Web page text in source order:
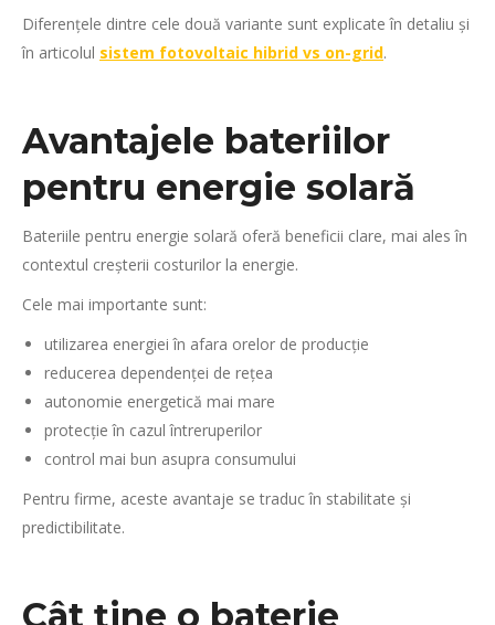
Diferențele dintre cele două variante sunt explicate în detaliu și
în articolul sistem fotovoltaic hibrid vs on-grid.
Avantajele bateriilor
pentru energie solară
Bateriile pentru energie solară oferă beneficii clare, mai ales în
contextul creșterii costurilor la energie.
Cele mai importante sunt:
utilizarea energiei în afara orelor de producție
reducerea dependenței de rețea
autonomie energetică mai mare
protecție în cazul întreruperilor
control mai bun asupra consumului
Pentru firme, aceste avantaje se traduc în stabilitate și
predictibilitate.
Cât ține o baterie